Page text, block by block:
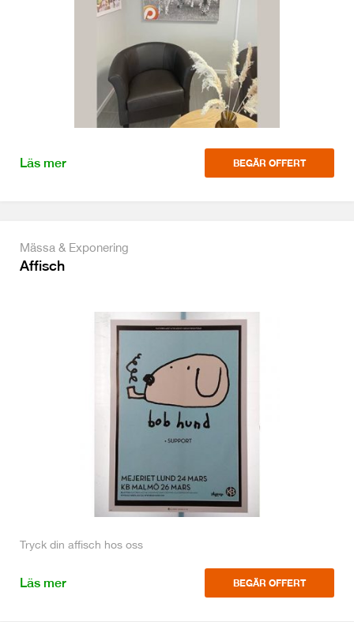
Läs mer BEGÄR OFFERT
Mässa & Exponering
Affisch
Tryck din affisch hos oss
Läs mer BEGÄR OFFERT